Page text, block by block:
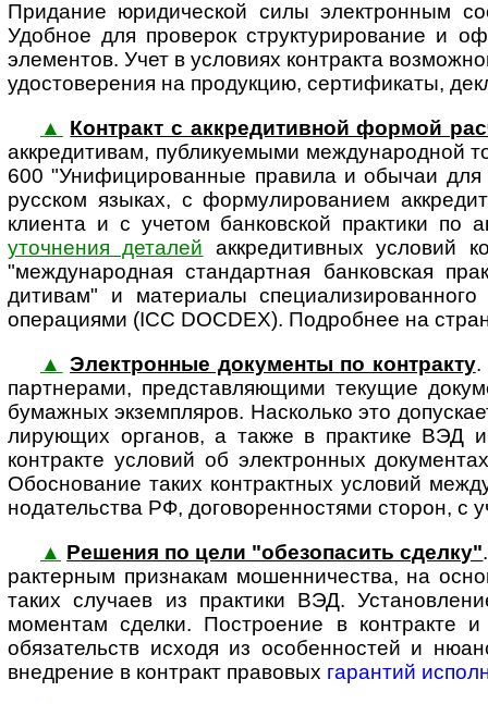
Придание юридической силы электронным
Удобное для проверок структурирование и
элементов. Учет в условиях контракта
удостоверения на продукцию, сертификаты,
▲
Контракт с аккредитивной формой
аккре­ди­ти­вам, публикуемыми
600 "Унифи­циро­ванные правила и обычаи для
русском языках, с формули­рованием
клиента и с учетом банковской практики по
уточнения деталей аккредитивных условий
"между­на­род­ная стандартная банковская
дитивам" и материалы
операциями (ICC DOCDEX). Подробнее на
▲ Электронные документы по контракту.
партнерами, представ­ляющими текущие
бумажных экземпляров. Насколько это
ли­ру­ю­щих органов, а также в практике ВЭД
контракте условий об электронных
Обосно­вание таких контрактных условий
но­да­тель­ства РФ, договоренностями сторон, с
▲ Решения по цели "обезопасить сделку"
рак­тер­ным признакам мошен­ничества, на
таких случаев из практики ВЭД.
моментам сделки. Построение в контракте
обязательств исходя из особенностей и
внедрение в контракт правовых гарантий